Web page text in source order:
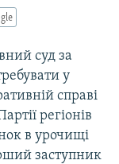
суд за
у
справi
регiонiв
в урочищi
заступник